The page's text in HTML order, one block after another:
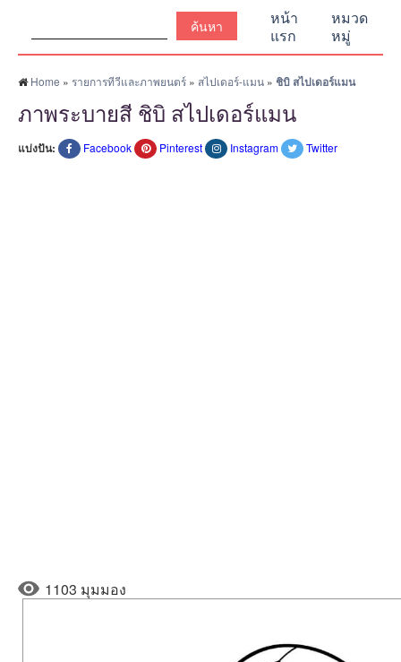
หน้า
แรก
หมวด
หมู่
Home » รายการทีวีและภาพยนตร์ » สไปเดอร์-แมน » ชิบิ สไปเดอร์แมน
ภาพระบายสี ชิบิ สไปเดอร์แมน
แบ่งปัน: Facebook Pinterest Instagram Twitter
1103 มุมมอง